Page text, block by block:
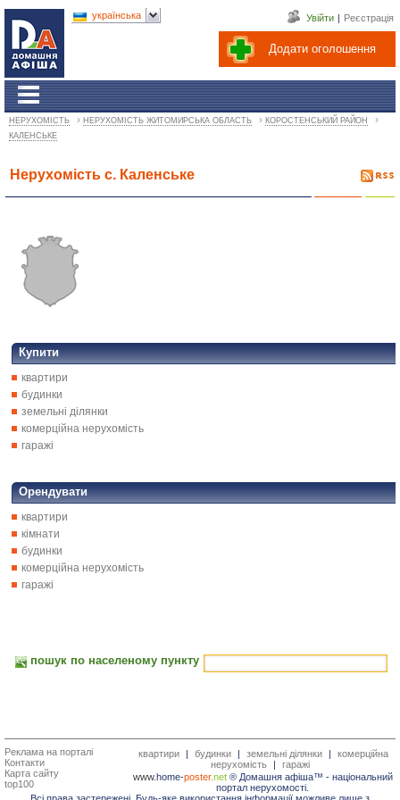
Додати оголошення
Увійти | Реєстрація
українська
НЕРУХОМІСТЬ › НЕРУХОМІСТЬ ЖИТОМИРСЬКА ОБЛАСТЬ › КОРОСТЕНСЬКИЙ РАЙОН ›
КАЛЕНСЬКЕ
Нерухомість с. Каленське
Купити
квартири
будинки
земельні ділянки
комерційна нерухомість
гаражі
Орендувати
квартири
кімнати
будинки
комерційна нерухомість
гаражі
пошук по населеному пункту
Реклама на порталі
Контакти
Карта сайту
top100
квартири | будинки | земельні ділянки |
комерційна
нерухомість
|
гаражі
www.home-poster.net® Домашня афіша™ - національний
портал нерухомості.